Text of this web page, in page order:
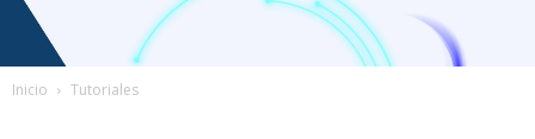
Inicio Tutoriales